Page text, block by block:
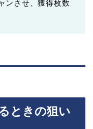
ンさせ、獲得枚数
ときの狙い